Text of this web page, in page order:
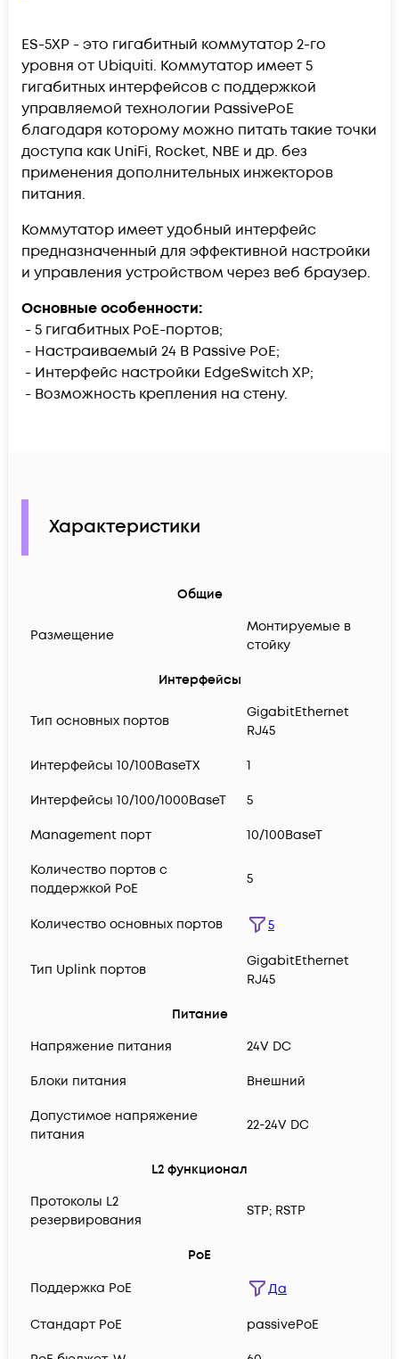
ES-5XP - это гигабитный коммутатор 2-го
уровня от Ubiquiti. Коммутатор имеет 5
гигабитных интерфейсов с поддержкой
управляемой технологии PassivePoE
благодаря которому можно питать такие точки
доступа как UniFi, Rocket, NBE и др. без
применения дополнительных инжекторов
питания.
Коммутатор имеет удобный интерфейс
предназначенный для эффективной настройки
и управления устройством через веб браузер.
Основные особенности:
- 5 гигабитных PoE-портов;
- Настраиваемый 24 В Passive PoE;
- Интерфейс настройки EdgeSwitch XP;
- Возможность крепления на стену.
Характеристики
Общие
Размещение
Монтируемые в
стойку
Интерфейсы
Тип основных портов
GigabitEthernet
RJ45
Интерфейсы 10/100BaseTX 1
Интерфейсы 10/100/1000BaseT 5
Management порт 10/100BaseT
Количество портов с
поддержкой PoE
5
Количество основных портов 5
Тип Uplink портов
GigabitEthernet
RJ45
Питание
Напряжение питания
24V DC
Блоки питания Внешний
Допустимое напряжение
питания
22-24V DC
L2 функционал
Протоколы L2
резервирования
STP; RSTP
PoE
Поддержка PoE
Да
Cтандарт PoE passivePoE